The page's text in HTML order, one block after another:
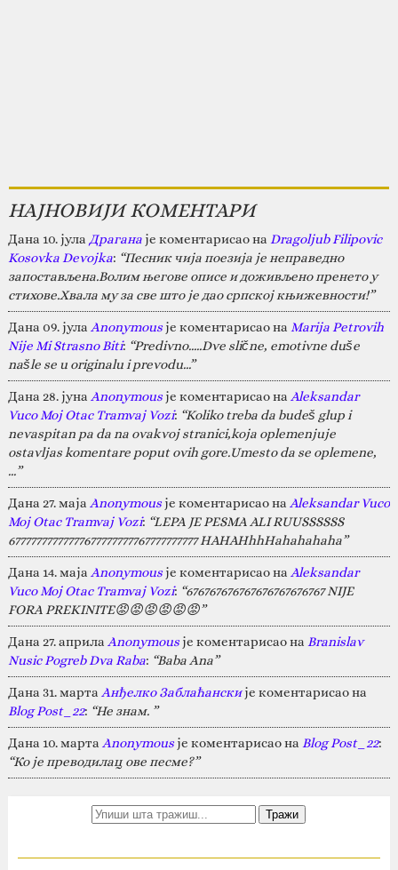
НАЈНОВИЈИ КОМЕНТАРИ
Дана 10. јула Драганаје коментарисао на Dragoljub Filipovic
Kosovka Devojka: “Песник чија поезија је неправедно
запостављена.Волим његове описе и доживљено пренето у
стихове.Хвала му за све што је дао српској књижевности!”
Дана 09. јула Anonymousје коментарисао на Marija Petrovih
Nije Mi Strasno Biti: “Predivno.....Dve slične, emotivne duše
našle se u originalu i prevodu...”
Дана 28. јуна Anonymousје коментарисао на Aleksandar
Vuco Moj Otac Tramvaj Vozi: “Koliko treba da budeš glup i
nevaspitan pa da na ovakvoj stranici,koja oplemenjuje
ostavljas komentare poput ovih gore.Umesto da se oplemene,
…”
Дана 27. маја Anonymousје коментарисао на Aleksandar Vuco
Moj Otac Tramvaj Vozi: “LEPA JE PESMA ALI RUUSSSSSS
67777777777777677777777767777777777 HAHAHhhHahahahaha”
Дана 14. маја Anonymousје коментарисао на Aleksandar
Vuco Moj Otac Tramvaj Vozi: “676767676767676767676767 NIJE
FORA PREKINITE😡😡😡😡😡😡”
Дана 27. априла Anonymousје коментарисао на Branislav
Nusic Pogreb Dva Raba: “Baba Ana”
Дана 31. марта Анђелко Заблаћанскије коментарисао на
Blog Post_22: “Не знам. ”
Дана 10. марта Anonymousје коментарисао на Blog Post_22:
“Ко је преводилац ове песме?”